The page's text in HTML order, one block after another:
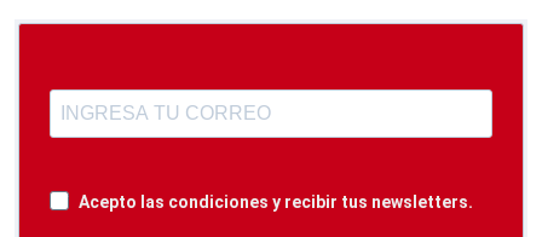
Acepto las condiciones y recibir tus newsletters.